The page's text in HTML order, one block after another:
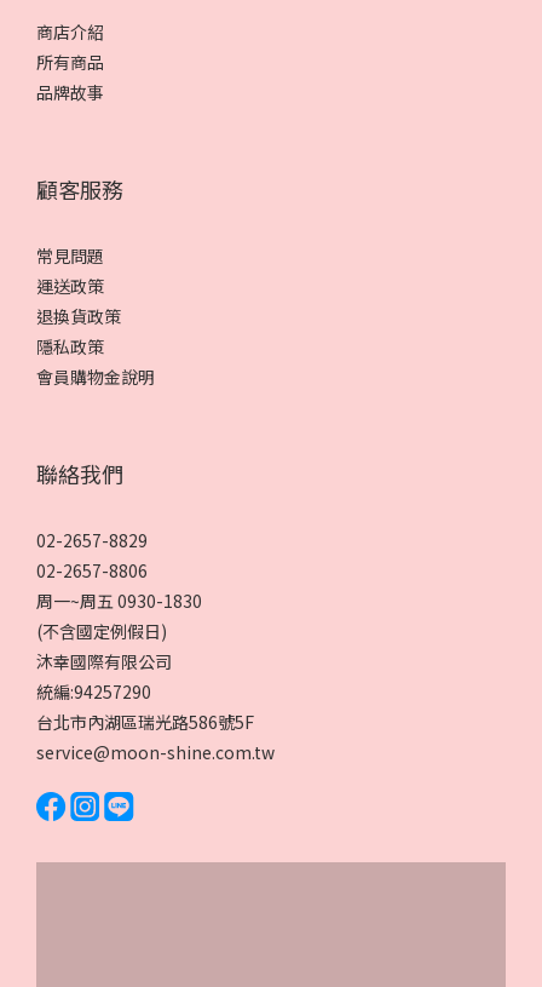
商店介紹
所有商品
品牌故事
顧客服務
常見問題
運送政策
退換貨政策
隱私政策
會員購物金說明
聯絡我們
02-2657-8829
02-2657-8806
周一~周五 0930-1830
(不含國定例假日)
沐幸國際有限公司
統編:94257290
台北市內湖區瑞光路586號5F
service@moon-shine.com.tw